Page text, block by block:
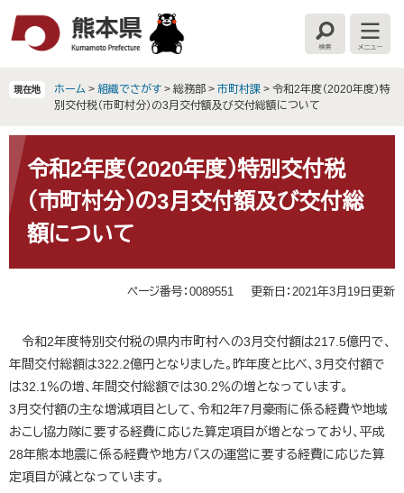
文
へ
検
索
メ
ニ
ー
現在地 ホーム > 組織でさがす > 総務部 > 市町村課 > 令和2年度（2020年度）特
別交付税（市町村分）の3月交付額及び交付総額について
文 令和2年度（2020年度）特別交付税
（市町村分）の3月交付額及び交付総
額について
ページ番号：0089551 更新日：2021年3月19日更新
令和2年度特別交付税の県内市町村への3月交付額は217.5億円で、
年間交付総額は322.2億円となりました。昨年度と比べ、3月交付額で
は32.1％の増、年間交付総額では30.2％の増となっています。
3月交付額の主な増減項目として、令和2年7月豪雨に係る経費や地域
おこし協力隊に要する経費に応じた算定項目が増となっており、平成
28年熊本地震に係る経費や地方バスの運営に要する経費に応じた算
定項目が減となっています。